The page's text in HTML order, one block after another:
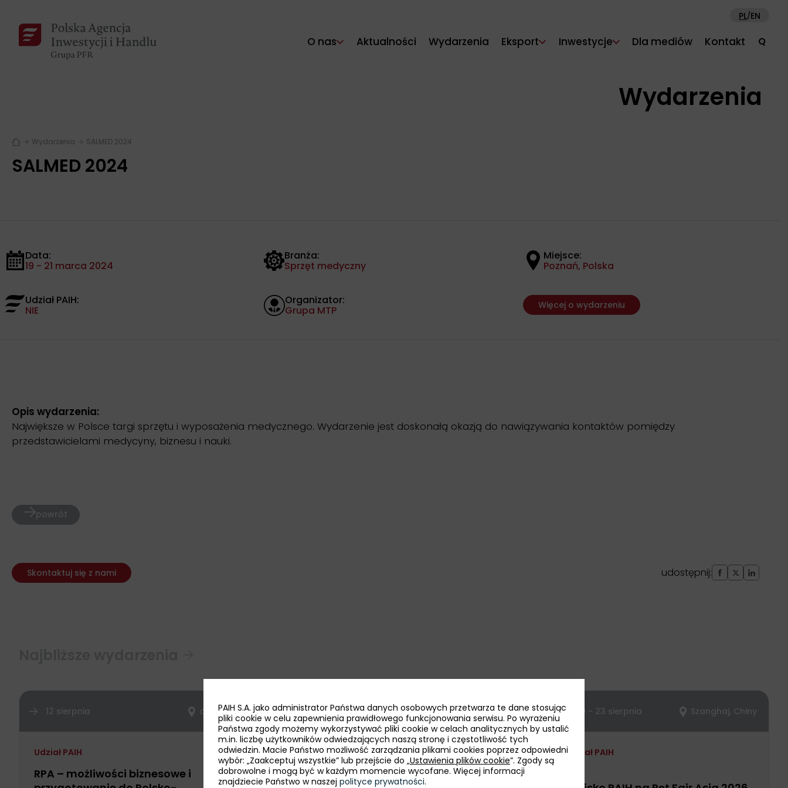
O nas Aktualności Wydarzenia Eksport Inwestycje Dla mediów Kontakt Q
PL/EN
Wydarzenia
Wydarzenia SALMED 2024
SALMED 2024
Data:
19 - 21 marca 2024
Branża:
Sprzęt medyczny
Miejsce:
Poznań, Polska
Udział PAIH:
NIE
Organizator:
Grupa MTP Więcej o wydarzeniu
Opis wydarzenia:
Największe w Polsce targi sprzętu i wyposażenia medycznego. Wydarzenie jest doskonałą okazją do nawiązywania kontaktów pomiędzy
przedstawicielami medycyny, biznesu i nauki.
powrót
Skontaktuj się z nami udostępnij:
12 sierpnia online
Udział PAIH
RPA – możliwości biznesowe i
13 sierpnia Przasnysz, Polska
Udział PAIH
Mazowieckie Spotkania
19 - 23 sierpnia Szanghaj, Chiny
Udział PAIH
PAIH S.A. jako administrator Państwa danych osobowych przetwarza te dane stosując
pliki cookie w celu zapewnienia prawidłowego funkcjonowania serwisu. Po wyrażeniu
Państwa zgody możemy wykorzystywać pliki cookie w celach analitycznych by ustalić
m.in. liczbę użytkowników odwiedzających naszą stronę i częstotliwość tych
odwiedzin. Macie Państwo możliwość zarządzania plikami cookies poprzez odpowiedni
wybór: „Zaakceptuj wszystkie” lub przejście do „Ustawienia plików cookie”. Zgody są
dobrowolne i mogą być w każdym momencie wycofane. Więcej informacji
znajdziecie Państwo w naszej polityce prywatności.